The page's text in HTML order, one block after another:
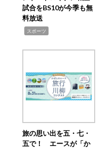
試合をBS10が今季も無
料放送
スポーツ
旅の思い出を五・七・
五で！ エースが「か